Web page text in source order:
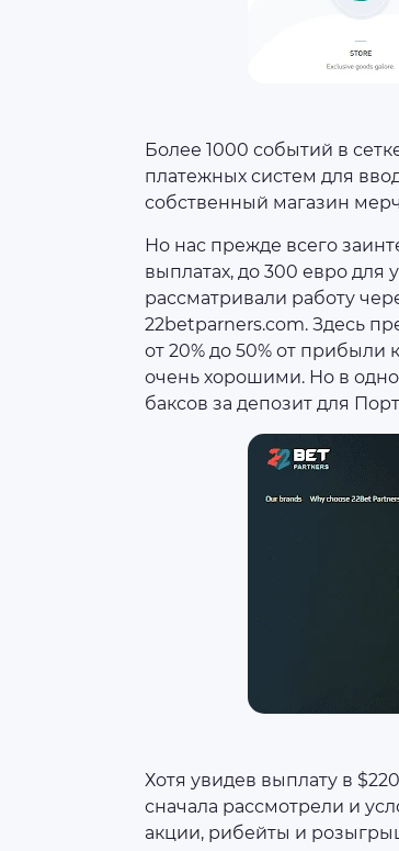
Более 1000 событий в
платежных систем для
собственный магазин
Но нас прежде всего
выплатах, до 300 евро
рассматривали работу
22betparners.com. Здесь
от 20% до 50% от прибыли
очень хорошими. Но в
баксов за депозит для
Хотя увидев выплату в
сначала рассмотрели и
акции, рибейты и